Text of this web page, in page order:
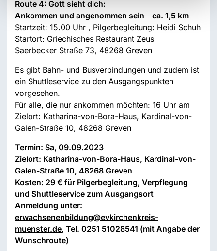
Route 4: Gott sieht dich:
Ankommen und angenommen sein – ca. 1,5 km
Startzeit: 15.00 Uhr , Pilgerbegleitung: Heidi Schuh
Startort: Griechisches Restaurant Zeus
Saerbecker Straße 73, 48268 Greven
Es gibt Bahn- und Busverbindungen und zudem ist
ein Shuttleservice zu den Ausgangspunkten
vorgesehen.
Für alle, die nur ankommen möchten: 16 Uhr am
Zielort: Katharina-von-Bora-Haus, Kardinal-von-
Galen-Straße 10, 48268 Greven
Termin: Sa, 09.09.2023
Zielort: Katharina-von-Bora-Haus, Kardinal-von-
Galen-Straße 10, 48268 Greven
Kosten: 29 € für Pilgerbegleitung, Verpflegung
und Shuttleservice zum Ausgangsort
Anmeldung unter:
erwachsenenbildung@evkirchenkreis-
muenster.de, Tel. 0251 51028541 (mit Angabe der
Wunschroute)